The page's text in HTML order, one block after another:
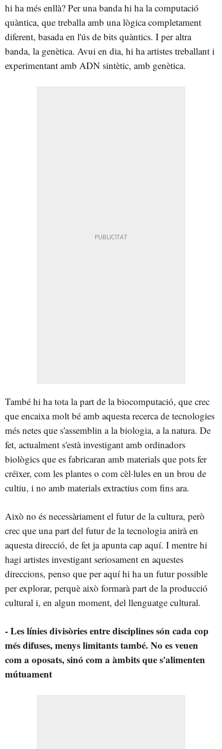
hi ha més enllà? Per una banda hi ha la computació
quàntica, que treballa amb una lògica completament
diferent, basada en l'ús de bits quàntics. I per altra
banda, la genètica. Avui en dia, hi ha artistes treballant i
experimentant amb ADN sintètic, amb genètica.
També hi ha tota la part de la biocomputació, que crec
que encaixa molt bé amb aquesta recerca de tecnologies
més netes que s'assemblin a la biologia, a la natura. De
fet, actualment s'està investigant amb ordinadors
biològics que es fabricaran amb materials que pots fer
créixer, com les plantes o com cèl·lules en un brou de
cultiu, i no amb materials extractius com fins ara.
Això no és necessàriament el futur de la cultura, però
crec que una part del futur de la tecnologia anirà en
aquesta direcció, de fet ja apunta cap aquí. I mentre hi
hagi artistes investigant seriosament en aquestes
direccions, penso que per aquí hi ha un futur possible
per explorar, perquè això formarà part de la producció
cultural i, en algun moment, del llenguatge cultural.
- Les línies divisòries entre disciplines són cada cop
més difuses, menys limitants també. No es veuen
com a oposats, sinó com a àmbits que s'alimenten
mútuament